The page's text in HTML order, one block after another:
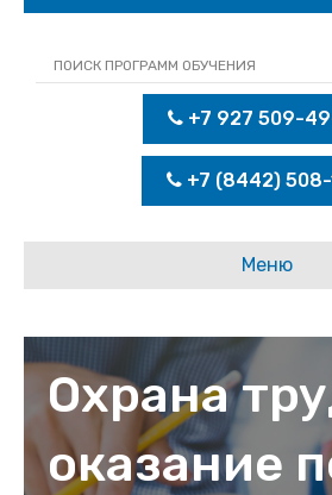
+7 927 509-
+7 (8442)
Меню
Охрана
оказание